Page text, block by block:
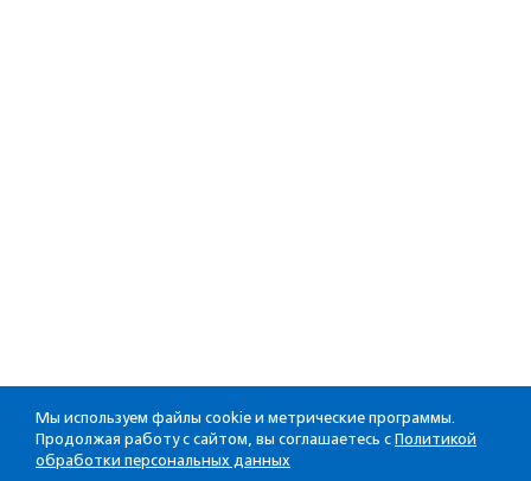
Мы используем файлы cookie и метрические программы.
Продолжая работу с сайтом, вы соглашаетесь с Политикой
обработки персональных данных